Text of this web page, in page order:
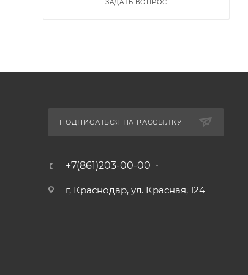
ЗАДАТЬ ВОПРОС
ПОДПИСАТЬСЯ НА РАССЫЛКУ
+7(861)203-00-00
г, Краснодар, ул. Красная, 124